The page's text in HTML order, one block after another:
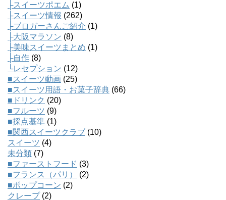
├スイーツポエム (1)
├スイーツ情報 (262)
├ブロガーさんご紹介 (1)
├大阪マラソン (8)
├美味スイーツまとめ (1)
├自作 (8)
└レセプション (12)
■スイーツ動画 (25)
■スイーツ用語・お菓子辞典 (66)
■ドリンク (20)
■フルーツ (9)
■採点基準 (1)
■関西スイーツクラブ (10)
スイーツ (4)
未分類 (7)
■ファーストフード (3)
■フランス（パリ）
(2)
■ポップコーン (2)
クレープ(2)